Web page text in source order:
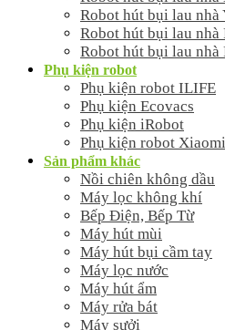
Robot hút bụi lau nhà
Robot hút bụi lau nhà
Robot hút bụi lau nhà
Phụ kiện robot
Phụ kiện robot ILIFE
Phụ kiện Ecovacs
Phụ kiện iRobot
Phụ kiện robot Xiaomi
Sản phẩm khác
Nồi chiên không dầu
Máy lọc không khí
Bếp Điện, Bếp Từ
Máy hút mùi
Máy hút bụi cầm tay
Máy lọc nước
Máy hút ẩm
Máy rửa bát
Máy sưởi